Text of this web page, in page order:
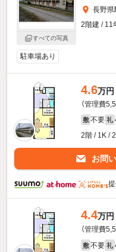
すべての写真
長野県
2階建 / 11
駐車場あり
4.6万円
（管理費
敷 不要 礼
2階 / 1K /
お問
4.4万円
（管理費
敷 不要 礼